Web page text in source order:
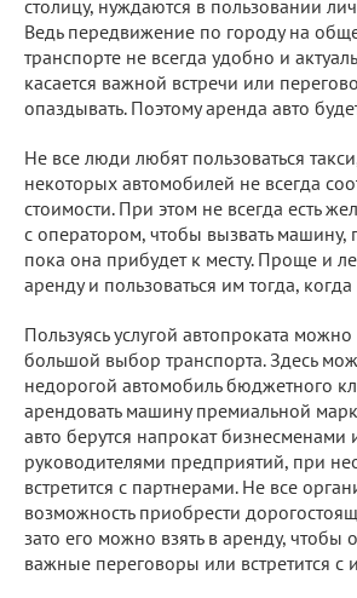
столицу, нуждаются в пользовании
Ведь передвижение по городу на
транспорте не всегда удобно и
касается важной встречи или
опаздывать. Поэтому аренда авто
Не все люди любят пользоваться
некоторых автомобилей не всегда
стоимости. При этом не всегда есть
с оператором, чтобы вызвать машину,
пока она прибудет к месту. Проще и
аренду и пользоваться им тогда,
Пользуясь услугой автопроката можно
большой выбор транспорта. Здесь
недорогой автомобиль бюджетного
арендовать машину премиальной
авто берутся напрокат бизнесменами
руководителями предприятий, при
встретится с партнерами. Не все
возможность приобрести
зато его можно взять в аренду, чтобы
важные переговоры или встретится с